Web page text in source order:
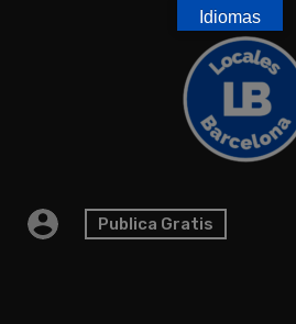
Publica Gratis
Idiomas